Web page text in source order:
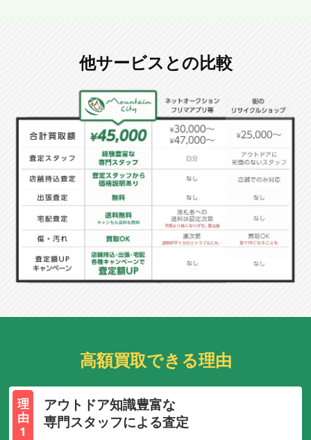
他サービスとの比較
高額買取できる理由
理
由
1
アウトドア知識豊富な
専門スタッフによる査定